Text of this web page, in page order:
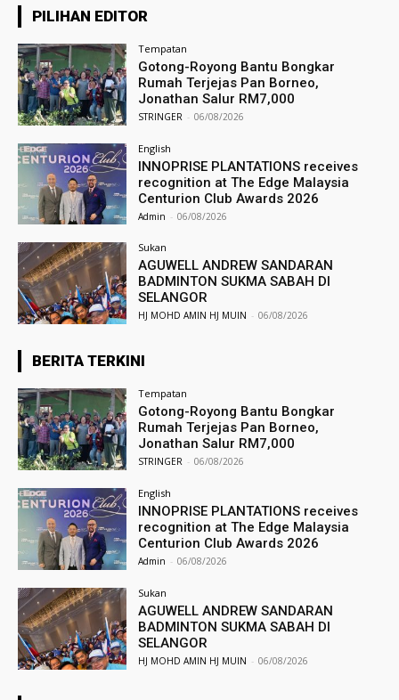
PILIHAN EDITOR
Tempatan
Gotong-Royong Bantu Bongkar
Rumah Terjejas Pan Borneo,
Jonathan Salur RM7,000
STRINGER - 06/08/2026
English
INNOPRISE PLANTATIONS receives
recognition at The Edge Malaysia
Centurion Club Awards 2026
Admin - 06/08/2026
Sukan
AGUWELL ANDREW SANDARAN
BADMINTON SUKMA SABAH DI
SELANGOR
HJ MOHD AMIN HJ MUIN - 06/08/2026
BERITA TERKINI
Tempatan
Gotong-Royong Bantu Bongkar
Rumah Terjejas Pan Borneo,
Jonathan Salur RM7,000
STRINGER - 06/08/2026
English
INNOPRISE PLANTATIONS receives
recognition at The Edge Malaysia
Centurion Club Awards 2026
Admin - 06/08/2026
Sukan
AGUWELL ANDREW SANDARAN
BADMINTON SUKMA SABAH DI
SELANGOR
HJ MOHD AMIN HJ MUIN - 06/08/2026